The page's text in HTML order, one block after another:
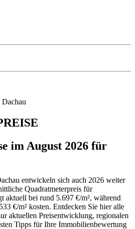
im August 2026 für
entwickeln sich auch 2026 weiter
Quadratmeterpreis für
aktuell bei rund 5.697 €/m², während
€/m² kosten. Entdecken Sie hier alle
aktuellen Preisentwicklung, regionalen
Tipps für Ihre Immobilienbewertung